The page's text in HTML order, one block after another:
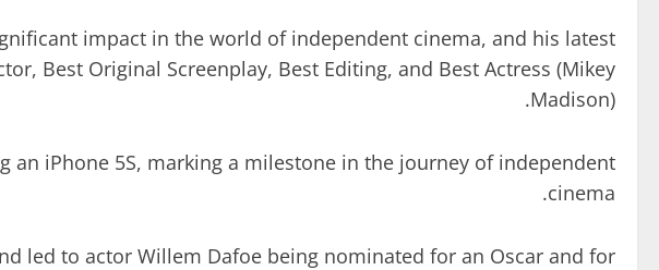
impact in the world of independent cinema, and his latest
Best Original Screenplay, Best Editing, and Best Actress (Mikey
Madison).
an iPhone 5S, marking a milestone in the journey of independent
cinema.
led to actor Willem Dafoe being nominated for an Oscar and for